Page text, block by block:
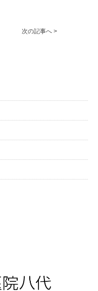
次の記事へ >